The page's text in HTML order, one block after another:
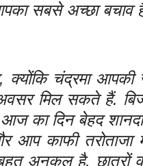
सबसे अच्छा बचाव
चंद्रमा
मिल सकते हैं.
दिन बेहद
आप काफी तरोताजा
अनुकूल है. छात्रों को